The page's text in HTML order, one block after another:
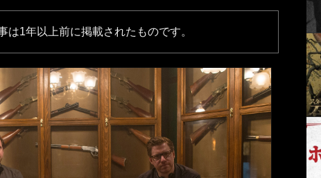
は1年以上前に掲載されたものです。